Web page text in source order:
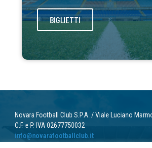
BIGLIETTI
Novara Football Club S.P.A. / Viale Luciano
C.F. e P. IVA 02677750032
info@novarafootballclub.it